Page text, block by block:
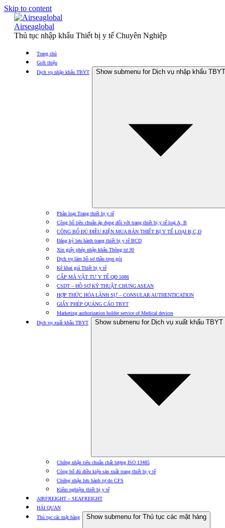
Skip to content
Airseaglobal
Thủ tục nhập khẩu Thiết bị y tế Chuyên Nghiệp
Trang chủ
Giới thiệu
Dịch vụ nhập khẩu TBYT
Show submenu for Dịch vụ nhập khẩu TBYT
Phân loại Trang thiết bị y tế
Công bố tiêu chuẩn áp dụng đối với trang thiết bị y tế loại A, B
CÔNG BỐ ĐỦ ĐIỀU KIỆN MUA BÁN THIẾT BỊ Y TẾ LOẠI B,C,D
Đăng ký lưu hành trang thiết bị y tế BCD
Xin giấy phép nhập khẩu Thông tư 30
Dịch vụ làm hồ sơ thầu trọn gói
Kê khai giá Thiết bị y tế
CẤP MÃ VẬT TƯ Y TẾ QĐ 5086
CSDT – HỒ SƠ KỸ THUẬT CHUNG ASEAN
HỢP THỨC HÓA LÃNH SỰ – CONSULAR AUTHENTICATION
GIẤY PHÉP QUẢNG CÁO TBYT
Marketing authorization holder service of Medical devices
Dịch vụ xuất khẩu TBYT
Show submenu for Dịch vụ xuất khẩu TBYT
Chứng nhận tiêu chuẩn chất lượng ISO 13485
Công bố đủ điều kiện sản xuất trang thiết bị y tế
Chứng nhận lưu hành tự do CFS
Kiểm nghiệm thiết bị y tế
AIRFREIGHT – SEAFREIGHT
HẢI QUAN
Thủ tục các mặt hàng
Show submenu for Thủ tục các mặt hàng